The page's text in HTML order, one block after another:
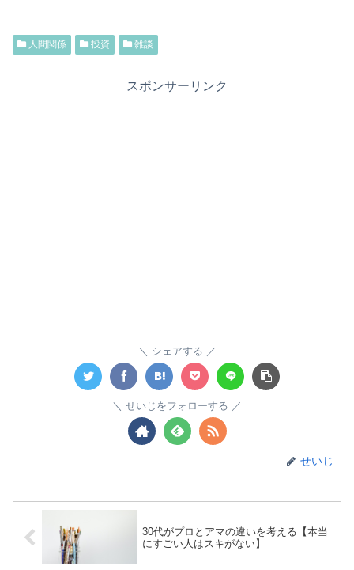
人間関係 投資 雑談
スポンサーリンク
シェアする
せいじをフォローする
せいじ
30代がプロとアマの違いを考える【本当
にすごい人はスキがない】